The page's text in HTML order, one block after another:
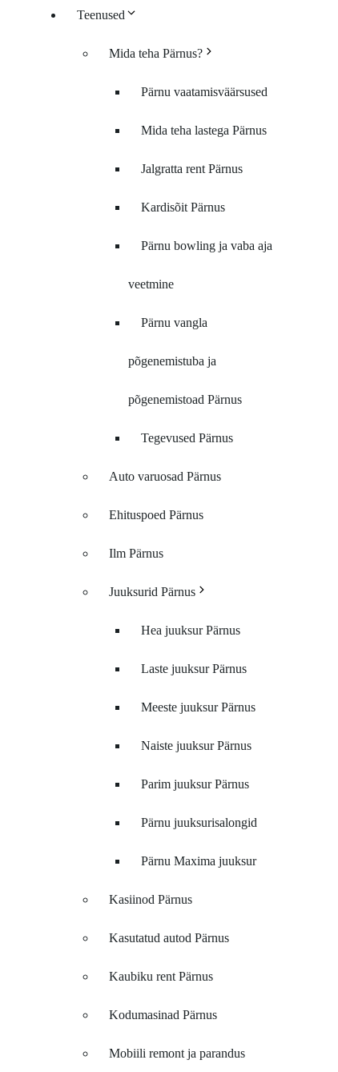
Teenused
Mida teha Pärnus?
Pärnu vaatamisväärsused
Mida teha lastega Pärnus
Jalgratta rent Pärnus
Kardisõit Pärnus
Pärnu bowling ja vaba aja
veetmine
Pärnu vangla
põgenemistuba ja
põgenemistoad Pärnus
Tegevused Pärnus
Auto varuosad Pärnus
Ehituspoed Pärnus
Ilm Pärnus
Juuksurid Pärnus
Hea juuksur Pärnus
Laste juuksur Pärnus
Meeste juuksur Pärnus
Naiste juuksur Pärnus
Parim juuksur Pärnus
Pärnu juuksurisalongid
Pärnu Maxima juuksur
Kasiinod Pärnus
Kasutatud autod Pärnus
Kaubiku rent Pärnus
Kodumasinad Pärnus
Mobiili remont ja parandus